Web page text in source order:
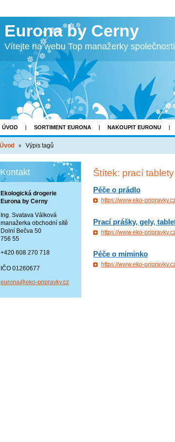
Eurona by Cerny
Vítejte na webu Top manažerky
ÚVOD SORTIMENT EURONA NAKOUPIT EURONU
Úvod Výpis tagů
Štítek: prací tablety
Péče o prádlo
https://www.eko-
Prací prášky, gely,
https://www.eko-
Péče o miminko
https://www.eko-
Kontakt
Ekologická drogerie
Eurona by Cerny
Ing. Svatava Válková
manažerka obchodní sítě
Dolní Bečva 50
756 55
+420 608 270 718
IČO 01260677
eurona@eko-pripravky.cz